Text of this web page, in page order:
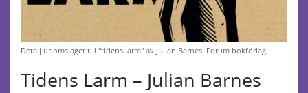
Detalj ur omslaget till "tidens larm" av Julian Barnes. Forum bokförlag.
Tidens Larm – Julian Barnes